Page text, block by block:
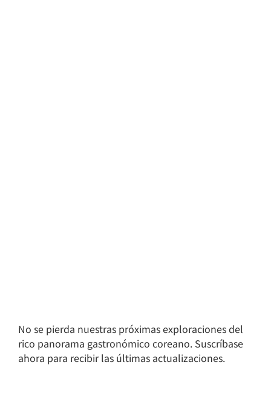
No se pierda nuestras próximas exploraciones del
rico panorama gastronómico coreano. Suscríbase
ahora para recibir las últimas actualizaciones.